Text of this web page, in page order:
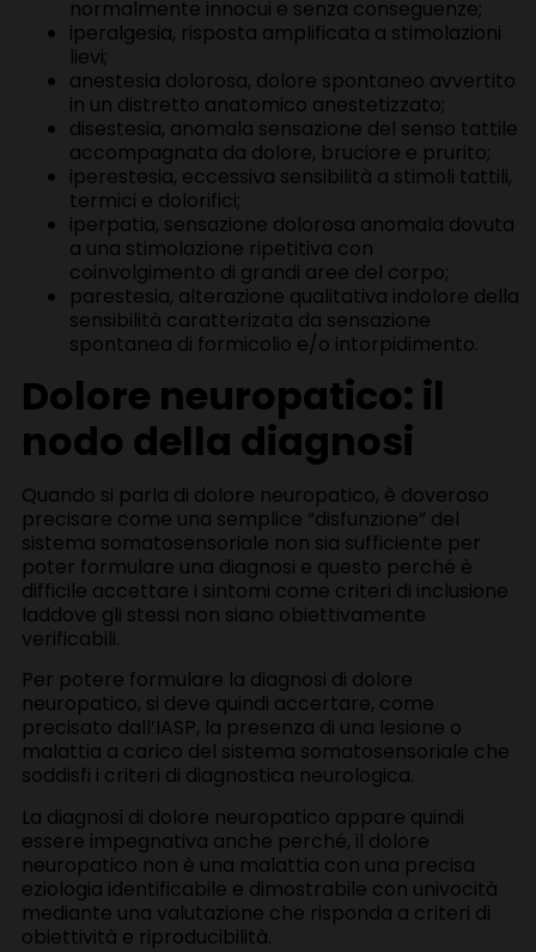
normalmente innocui e senza conseguenze;
iperalgesia, risposta amplificata a stimolazioni
lievi;
anestesia dolorosa, dolore spontaneo avvertito
in un distretto anatomico anestetizzato;
disestesia, anomala sensazione del senso tattile
accompagnata da dolore, bruciore e prurito;
iperestesia, eccessiva sensibilità a stimoli tattili,
termici e dolorifici;
iperpatia, sensazione dolorosa anomala dovuta
a una stimolazione ripetitiva con
coinvolgimento di grandi aree del corpo;
parestesia, alterazione qualitativa indolore della
sensibilità caratterizata da sensazione
spontanea di formicolio e/o intorpidimento.
Dolore neuropatico: il
nodo della diagnosi
Quando si parla di dolore neuropatico, è doveroso
precisare come una semplice “disfunzione” del
sistema somatosensoriale non sia sufficiente per
poter formulare una diagnosi e questo perché è
difficile accettare i sintomi come criteri di inclusione
laddove gli stessi non siano obiettivamente
verificabili.
Per potere formulare la diagnosi di dolore
neuropatico, si deve quindi accertare, come
precisato dall’IASP, la presenza di una lesione o
malattia a carico del sistema somatosensoriale che
soddisfi i criteri di diagnostica neurologica.
La diagnosi di dolore neuropatico appare quindi
essere impegnativa anche perché, il dolore
neuropatico non è una malattia con una precisa
eziologia identificabile e dimostrabile con univocità
mediante una valutazione che risponda a criteri di
obiettività e riproducibilità.